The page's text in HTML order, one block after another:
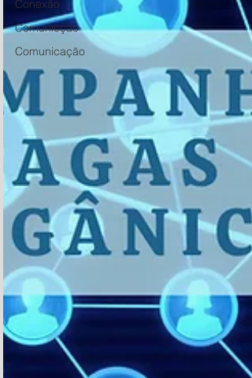
Conexão
Comunicção
Comunicação